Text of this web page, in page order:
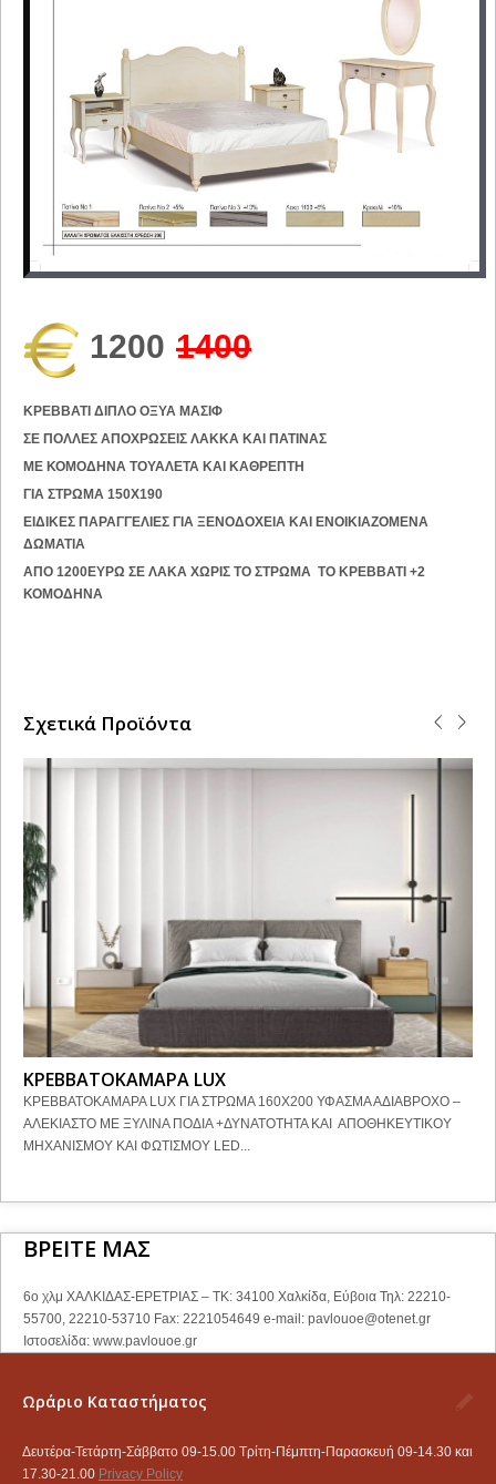
1200 1400
ΚΡΕΒΒΑΤΙ ΔΙΠΛΟ ΟΞΥΑ ΜΑΣΙΦ
ΣΕ ΠΟΛΛΕΣ ΑΠΟΧΡΩΣΕΙΣ ΛΑΚΚΑ ΚΑΙ ΠΑΤΙΝΑΣ
ΜΕ ΚΟΜΟΔΗΝΑ ΤΟΥΑΛΕΤΑ ΚΑΙ ΚΑΘΡΕΠΤΗ
ΓΙΑ ΣΤΡΩΜΑ 150Χ190
ΕΙΔΙΚΕΣ ΠΑΡΑΓΓΕΛΙΕΣ ΓΙΑ ΞΕΝΟΔΟΧΕΙΑ ΚΑΙ ΕΝΟΙΚΙΑΖΟΜΕΝΑ
ΔΩΜΑΤΙΑ
ΑΠΟ 1200ΕΥΡΩ ΣΕ ΛΑΚΑ ΧΩΡΙΣ ΤΟ ΣΤΡΩΜΑ ΤΟ ΚΡΕΒΒΑΤΙ +2
ΚΟΜΟΔΗΝΑ
Σχετικά Προϊόντα
ΚΡΕΒΒΑΤΟΚΑΜΑΡΑ LUX
ΚΡΕΒΒΑΤΟΚΑΜΑΡΑ LUX ΓΙΑ ΣΤΡΩΜΑ 160Χ200 ΥΦΑΣΜΑ ΑΔΙΑΒΡΟΧΟ –
ΑΛΕΚΙΑΣΤΟ ΜΕ ΞΥΛΙΝΑ ΠΟΔΙΑ +ΔΥΝΑΤΟΤΗΤΑ ΚΑΙ ΑΠΟΘΗΚΕΥΤΙΚΟΥ
ΜΗΧΑΝΙΣΜΟΥ ΚΑΙ ΦΩΤΙΣΜΟΥ LED...
ΒΡΕΙΤΕ ΜΑΣ
6ο χλμ ΧΑΛΚΙΔΑΣ-ΕΡΕΤΡΙΑΣ – ΤΚ: 34100 Χαλκίδα, Εύβοια Τηλ: 22210-
55700, 22210-53710 Fax: 2221054649 e-mail: pavlouoe@otenet.gr
Ιστοσελίδα: www.pavlouoe.gr
Ωράριο Καταστήματος
Δευτέρα-Τετάρτη-Σάββατο 09-15.00 Τρίτη-Πέμπτη-Παρασκευή 09-14.30 και
17.30-21.00 Privacy Policy